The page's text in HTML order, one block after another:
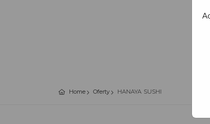
Home Oferty HANAYA SUSHI